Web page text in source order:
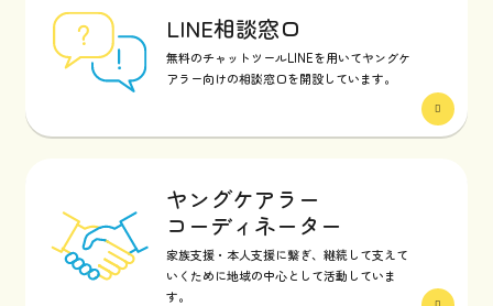
LINE相談窓口
無料のチャットツールLINEを用いてヤングケ
アラー向けの相談窓口を開設しています。
ヤングケアラー
コーディネーター
家族支援・本人支援に繋ぎ、継続して支えて
いくために地域の中心として活動していま
す。